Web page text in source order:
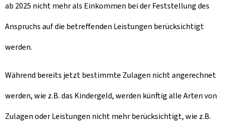
ab 2025 nicht mehr als Einkommen bei der Feststellung des
Anspruchs auf die betreffenden Leistungen berücksichtigt
werden.
Während bereits jetzt bestimmte Zulagen nicht angerechnet
werden, wie z.B. das Kindergeld, werden künftig alle Arten von
Zulagen oder Leistungen nicht mehr berücksichtigt, wie z.B.